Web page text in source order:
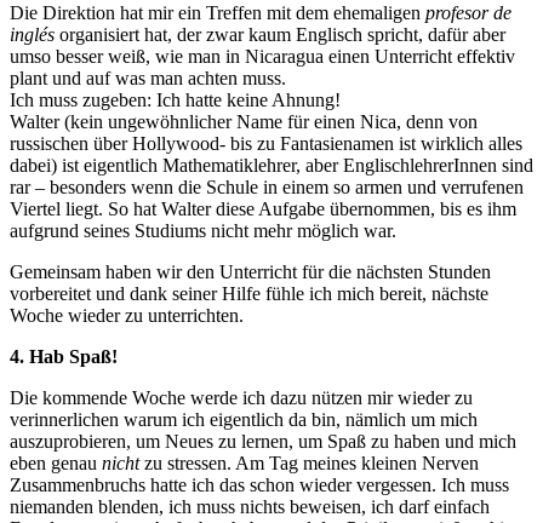
Die Direktion hat mir ein Treffen mit dem ehemaligen profesor de
inglés organisiert hat, der zwar kaum Englisch spricht, dafür aber
umso besser weiß, wie man in Nicaragua einen Unterricht effektiv
plant und auf was man achten muss.
Ich muss zugeben: Ich hatte keine Ahnung!
Walter (kein ungewöhnlicher Name für einen Nica, denn von
russischen über Hollywood- bis zu Fantasienamen ist wirklich alles
dabei) ist eigentlich Mathematiklehrer, aber EnglischlehrerInnen sind
rar – besonders wenn die Schule in einem so armen und verrufenen
Viertel liegt. So hat Walter diese Aufgabe übernommen, bis es ihm
aufgrund seines Studiums nicht mehr möglich war.
Gemeinsam haben wir den Unterricht für die nächsten Stunden
vorbereitet und dank seiner Hilfe fühle ich mich bereit, nächste
Woche wieder zu unterrichten.
4. Hab Spaß!
Die kommende Woche werde ich dazu nützen mir wieder zu
verinnerlichen warum ich eigentlich da bin, nämlich um mich
auszuprobieren, um Neues zu lernen, um Spaß zu haben und mich
eben genau nichtzu stressen. Am Tag meines kleinen Nerven
Zusammenbruchs hatte ich das schon wieder vergessen. Ich muss
niemanden blenden, ich muss nichts beweisen, ich darf einfach